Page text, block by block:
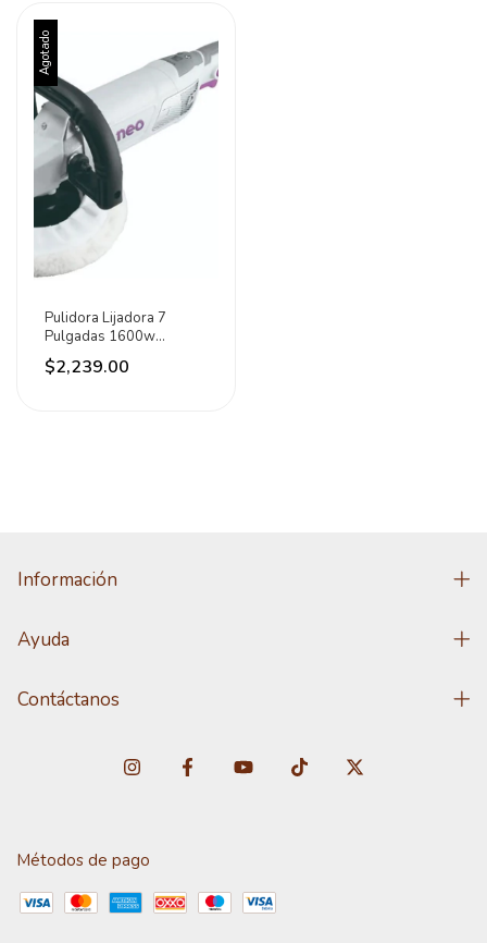
Agotado
Pulidora Lijadora 7
Pulgadas 1600w
3000rpm Industrial Neo
$2,239.00
Información
Ayuda
Contáctanos
Métodos de pago